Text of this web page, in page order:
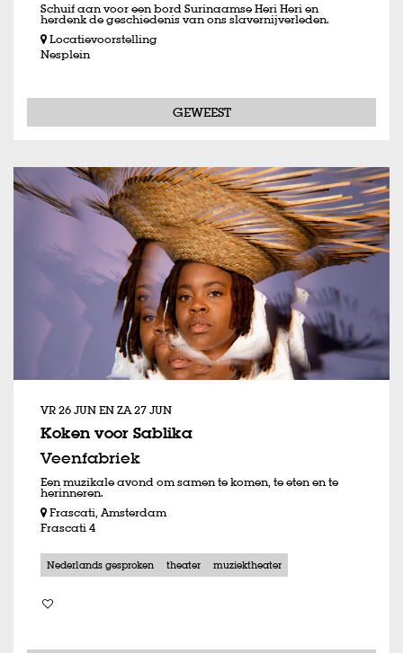
Schuif aan voor een bord Surinaamse Heri Heri en
herdenk de geschiedenis van ons slavernijverleden.
Locatievoorstelling
Nesplein
GEWEEST
Koken voor Sablika
Veenfabriek
VR 26 JUNENZA 27 JUN
Een muzikale avond om samen te komen, te eten en te
herinneren.
Frascati, Amsterdam
Frascati 4
Nederlands gesproken theater muziektheater